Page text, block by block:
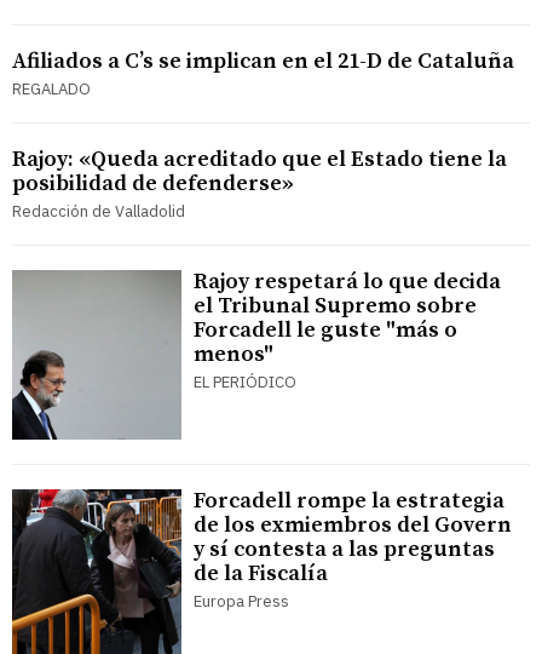
Afiliados a C’s se implican en el 21-D de Cataluña
REGALADO
Rajoy: «Queda acreditado que el Estado tiene la
posibilidad de defenderse»
Redacción de Valladolid
Rajoy respetará lo que decida
el Tribunal Supremo sobre
Forcadell le guste "más o
menos"
EL PERIÓDICO
Forcadell rompe la estrategia
de los exmiembros del Govern
y sí contesta a las preguntas
de la Fiscalía
Europa Press